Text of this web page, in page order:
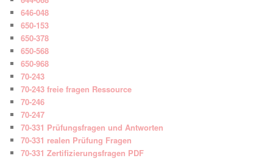
646-048
650-153
650-378
650-568
650-968
70-243
70-243 freie fragen Ressource
70-246
70-247
70-331 Prüfungsfragen und Antworten
70-331 realen Prüfung Fragen
70-331 Zertifizierungsfragen PDF